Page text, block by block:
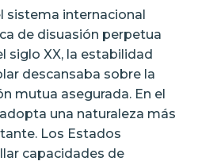
sistema internacional
de disuasión perpetua
siglo XX, la estabilidad
descansaba sobre la
mutua asegurada. En el
una naturaleza más
Los Estados
capacidades de